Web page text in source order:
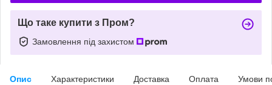
Що таке купити з Пром?
Замовлення під захистом
Опис Характеристики Доставка Оплата Умови